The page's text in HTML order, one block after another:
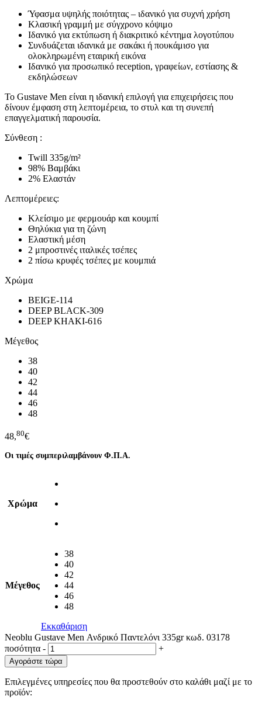
Ύφασμα υψηλής ποιότητας – ιδανικό για συχνή χρήση
Κλασική γραμμή με σύγχρονο κόψιμο
Ιδανικό για εκτύπωση ή διακριτικό κέντημα λογοτύπου
Συνδυάζεται ιδανικά με σακάκι ή πουκάμισο για
ολοκληρωμένη εταιρική εικόνα
Ιδανικό για προσωπικό reception, γραφείων, εστίασης &
εκδηλώσεων
Το Gustave Men είναι η ιδανική επιλογή για επιχειρήσεις που
δίνουν έμφαση στη λεπτομέρεια, το στυλ και τη συνεπή
επαγγελματική παρουσία.
Σύνθεση :
Twill 335g/m²
98% Βαμβάκι
2% Ελαστάν
Λεπτομέρειες:
Κλείσιμο με φερμουάρ και κουμπί
Θηλύκια για τη ζώνη
Ελαστική μέση
2 μπροστινές ιταλικές τσέπες
2 πίσω κρυφές τσέπες με κουμπιά
Χρώμα
BEIGE-114
DEEP BLACK-309
DEEP KHAKI-616
Μέγεθος
38
40
42
44
46
48
48,80€
Οι τιμές συμπεριλαμβάνουν Φ.Π.Α.
Χρώμα
Μέγεθος
38
40
42
44
46
48
Εκκαθάριση
Neoblu Gustave Men Ανδρικό Παντελόνι 335gr κωδ. 03178
ποσότητα - +
Αγοράστε τώρα
Επιλεγμένες υπηρεσίες που θα προστεθούν στο καλάθι μαζί με το
προϊόν: